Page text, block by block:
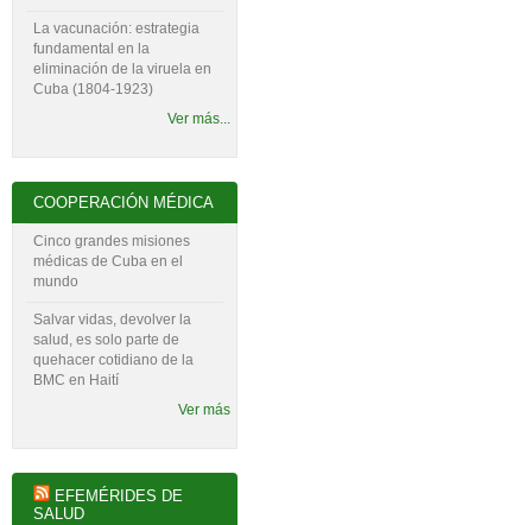
La vacunación: estrategia
fundamental en la
eliminación de la viruela en
Cuba (1804-‍1923)
Ver más...
COOPERACIÓN MÉDICA
Cinco grandes misiones
médicas de Cuba en el
mundo
Salvar vidas, devolver la
salud, es solo parte de
quehacer cotidiano de la
BMC en Haití
Ver más
EFEMÉRIDES DE
SALUD